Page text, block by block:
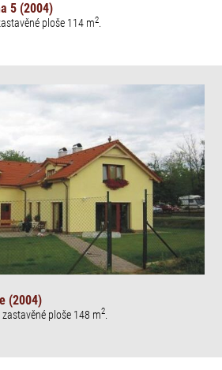
5 (2004)
ploše 114 m2.
(2004)
ploše 148 m2